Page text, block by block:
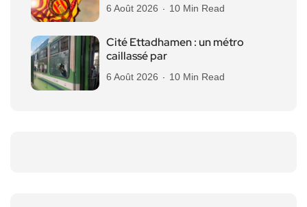
6 Août 2026 10 Min Read
Cité Ettadhamen : un métro
caillassé par
6 Août 2026 10 Min Read